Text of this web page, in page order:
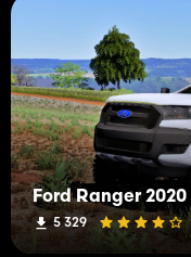
Ford Ranger 2020
5 329